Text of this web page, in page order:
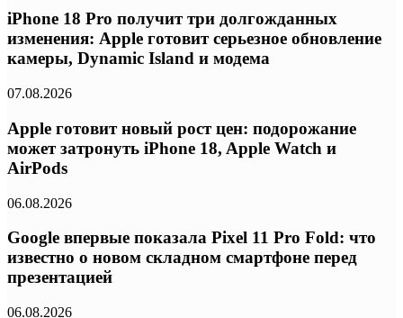
iPhone 18 Pro получит три долгожданных
изменения: Apple готовит серьезное обновление
камеры, Dynamic Island и модема
07.08.2026
Apple готовит новый рост цен: подорожание
может затронуть iPhone 18, Apple Watch и
AirPods
06.08.2026
Google впервые показала Pixel 11 Pro Fold: что
известно о новом складном смартфоне перед
презентацией
06.08.2026